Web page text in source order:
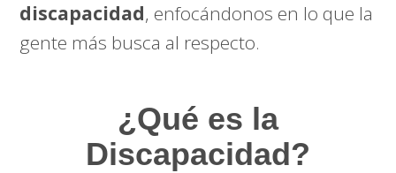
discapacidad, enfocándonos en lo que la
gente más busca al respecto.
¿Qué es la
Discapacidad?